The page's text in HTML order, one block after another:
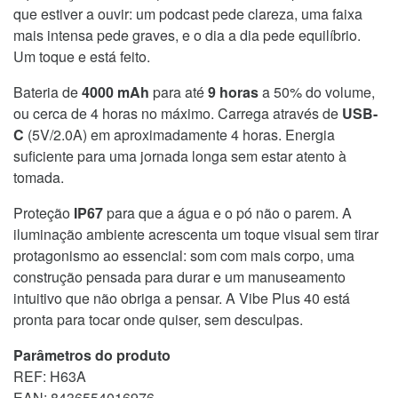
que estiver a ouvir: um podcast pede clareza, uma faixa
mais intensa pede graves, e o dia a dia pede equilíbrio.
Um toque e está feito.
Bateria de4000 mAh para até9 horasa 50% do volume,
ou cerca de 4 horas no máximo. Carrega através de USB-
C (5V/2.0A) em aproximadamente 4 horas. Energia
suficiente para uma jornada longa sem estar atento à
tomada.
Proteção IP67para que a água e o pó não o parem. A
iluminação ambiente acrescenta um toque visual sem tirar
protagonismo ao essencial: som com mais corpo, uma
construção pensada para durar e um manuseamento
intuitivo que não obriga a pensar. A Vibe Plus 40 está
pronta para tocar onde quiser, sem desculpas.
Parâmetros do produto
REF: H63A